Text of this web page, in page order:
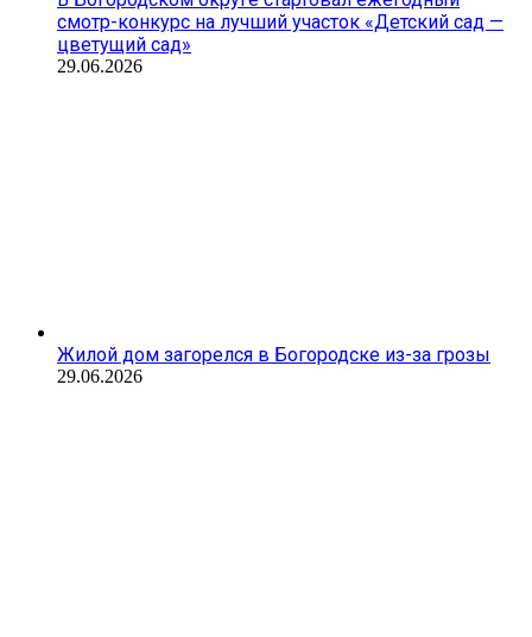
смотр-конкурс на лучший участок «Детский сад —
цветущий сад»
29.06.2026
Жилой дом загорелся в Богородске из-за грозы
29.06.2026